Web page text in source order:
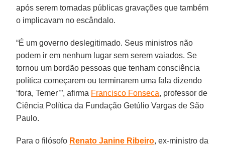
após serem tornadas públicas gravações que também
o implicavam no escândalo.
“É um governo deslegitimado. Seus ministros não
podem ir em nenhum lugar sem serem vaiados. Se
tornou um bordão pessoas que tenham consciência
política começarem ou terminarem uma fala dizendo
‘fora, Temer’”, afirma Francisco Fonseca, professor de
Ciência Política da Fundação Getúlio Vargas de São
Paulo.
Para o filósofo Renato Janine Ribeiro, ex-ministro da